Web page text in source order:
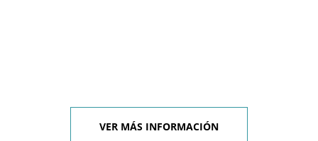
VER MÁS INFORMACIÓN